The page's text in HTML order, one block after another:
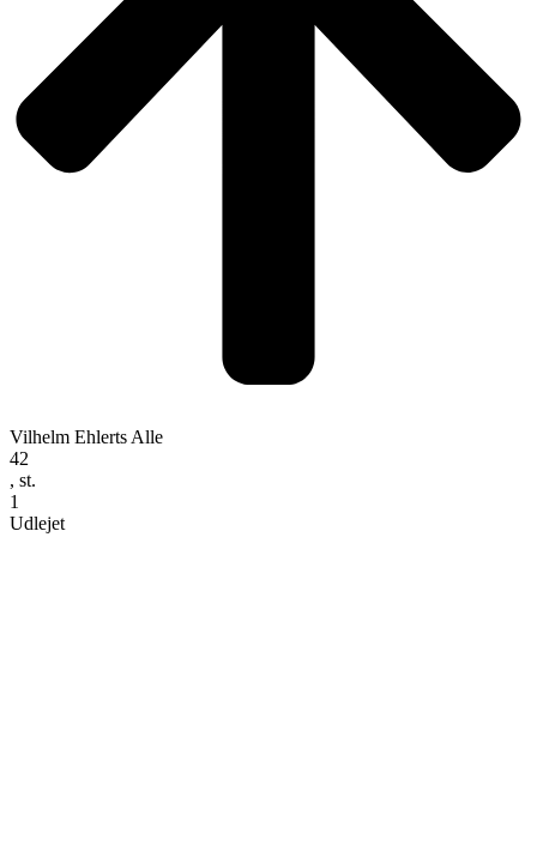
Vilhelm Ehlerts Alle
42
, st.
1
Udlejet